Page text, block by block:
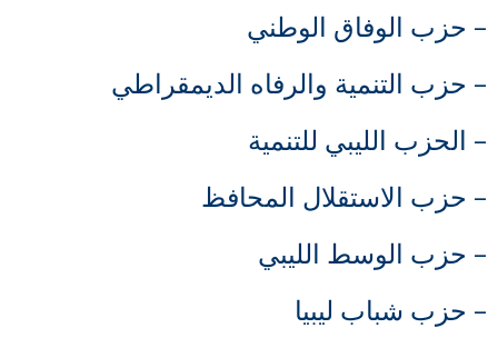
– حزب الوفاق الوطني
– حزب التنمية والرفاه الديمقراطي
– الحزب الليبي للتنمية
– حزب الاستقلال المحافظ
– حزب الوسط الليبي
– حزب شباب ليبيا